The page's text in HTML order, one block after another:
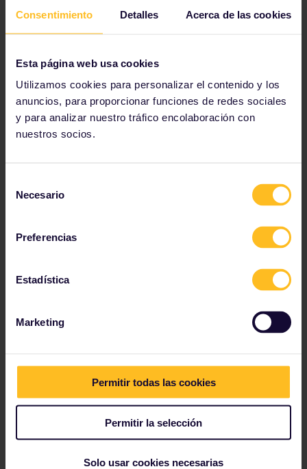
Consentimiento Detalles Acerca de las cookies
Esta página web usa cookies
Utilizamos cookies para personalizar el contenido y los
anuncios, para proporcionar funciones de redes sociales
y para analizar nuestro tráfico encolaboración con
nuestros socios.
Necesario
Preferencias
Estadística
Marketing
Permitir todas las cookies
Permitir la selección
Solo usar cookies necesarias
Un valor agregado para tu viaje
la hospitalidad orientada al servicio de ambos países.
Instalaciones y servicios
Equipaje incluido
Wifi gratis
Noticias y entretenimiento a través del portal de
Pedidos en línea
Equipaje incluido
Acceso al salón Grand Voyageur (Paris Gare de
Lyon)
Comodidad y tranquilidad de la primera clase
Toma de corriente individual
Wifi gratis